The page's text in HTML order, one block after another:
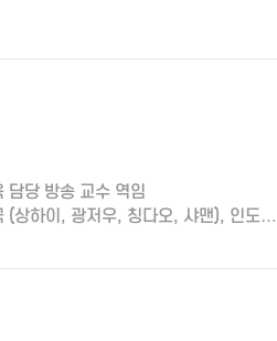
당 방송 교수 역임
(상하이, 광저우, 칭다오, 샤맨), 인도…